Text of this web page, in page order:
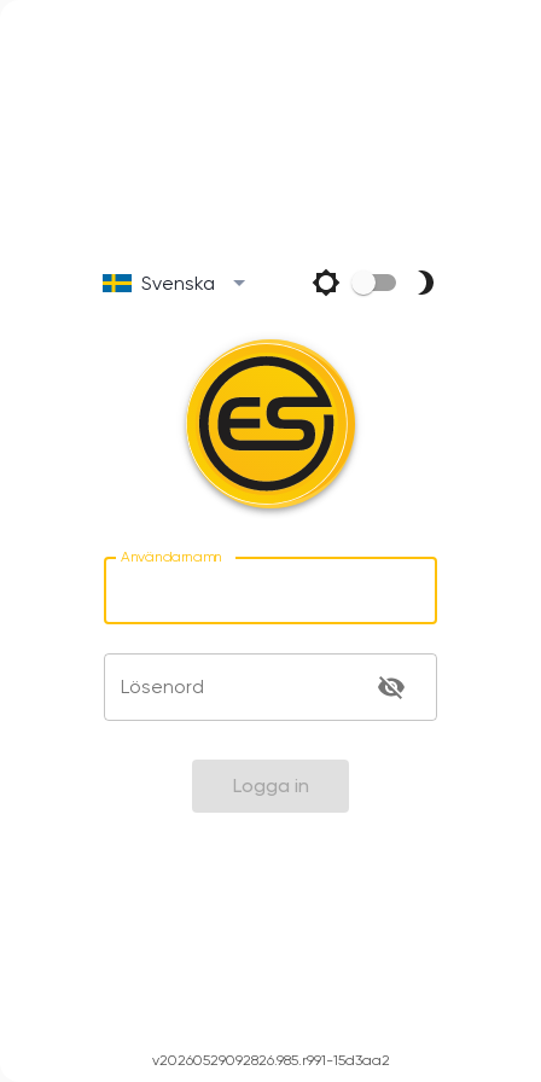
Svenska
Användarnamn
Lösenord
Logga in
v20260529092826.985.r991-15d3aa2